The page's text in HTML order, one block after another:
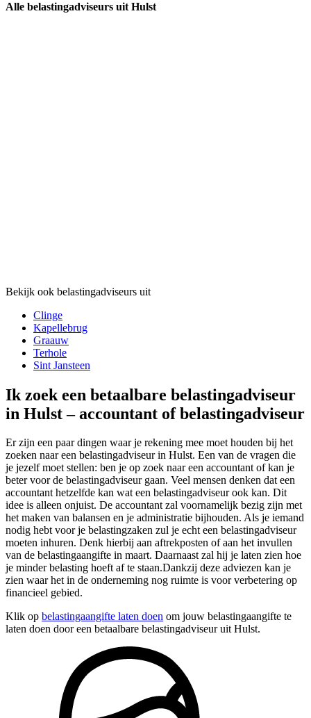
Alle belastingadviseurs uit Hulst
Bekijk ook belastingadviseurs uit
Clinge
Kapellebrug
Graauw
Terhole
Sint Jansteen
Ik zoek een betaalbare belastingadviseur
in Hulst – accountant of belastingadviseur
Er zijn een paar dingen waar je rekening mee moet houden bij het
zoeken naar een belastingadviseur in Hulst. Een van de vragen die
je jezelf moet stellen: ben je op zoek naar een accountant of kan je
beter voor de belastingadviseur gaan. Veel mensen denken dat een
accountant hetzelfde kan wat een belastingadviseur ook kan. Dit
idee is alleen onjuist. De accountant zal voornamelijk bezig zijn met
het maken van balansen en je administratie bijhouden. Als je iemand
nodig hebt voor je belastingzaken zul je echt een belastingadviseur
moeten inhuren. Denk hierbij aan aftrekposten of aan het invullen
van de belastingaangifte in maart. Daarnaast zal hij je laten zien hoe
je minder belasting hoeft af te staan.Dankzij deze adviezen kan je
zien waar het in de onderneming nog ruimte is voor verbetering op
financieel gebied.
Klik op belastingaangifte laten doen om jouw belastingaangifte te
laten doen door een betaalbare belastingadviseur uit Hulst.